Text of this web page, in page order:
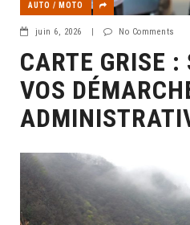
AUTO / MOTO
juin 6, 2026 No Comments
CARTE GRISE
VOS